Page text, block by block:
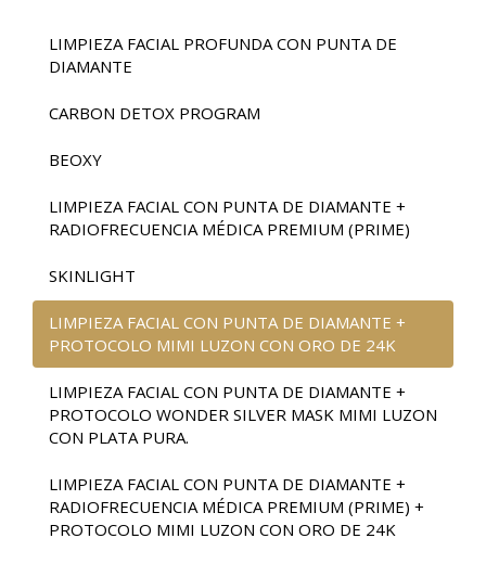
LIMPIEZA FACIAL PROFUNDA CON PUNTA DE
DIAMANTE
CARBON DETOX PROGRAM
BEOXY
LIMPIEZA FACIAL CON PUNTA DE DIAMANTE +
RADIOFRECUENCIA MÉDICA PREMIUM (PRIME)
SKINLIGHT
LIMPIEZA FACIAL CON PUNTA DE DIAMANTE +
PROTOCOLO MIMI LUZON CON ORO DE 24K
LIMPIEZA FACIAL CON PUNTA DE DIAMANTE +
PROTOCOLO WONDER SILVER MASK MIMI LUZON
CON PLATA PURA.
LIMPIEZA FACIAL CON PUNTA DE DIAMANTE +
RADIOFRECUENCIA MÉDICA PREMIUM (PRIME) +
PROTOCOLO MIMI LUZON CON ORO DE 24K